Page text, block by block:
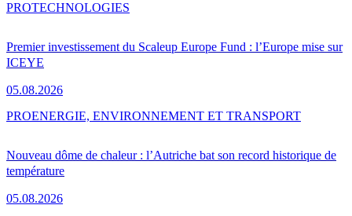
Premier investissement du Scaleup Europe Fund : l’Europe mise sur
ICEYE
05.08.2026
PROTECHNOLOGIES
Nouveau dôme de chaleur : l’Autriche bat son record historique de
température
05.08.2026
PROENERGIE, ENVIRONNEMENT ET TRANSPORT